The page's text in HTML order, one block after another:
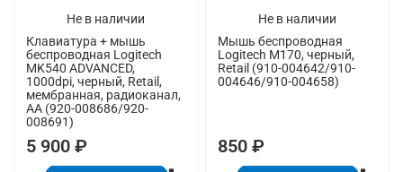
Не в наличии
Клавиатура + мышь
беспроводная Logitech
MK540 ADVANCED,
1000dpi, черный, Retail,
мембранная, радиоканал,
AA (920-008686/920-
008691)
5 900 ₽
Не в наличии
Мышь беспроводная
Logitech M170, черный,
Retail (910-004642/910-
004646/910-004658)
850 ₽